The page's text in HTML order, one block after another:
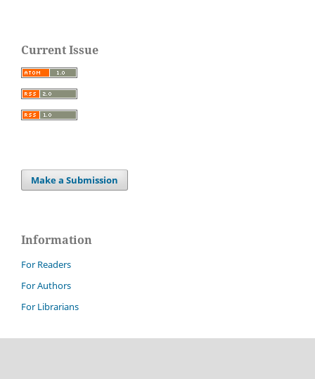
Current Issue
Make a Submission
Information
For Readers
For Authors
For Librarians